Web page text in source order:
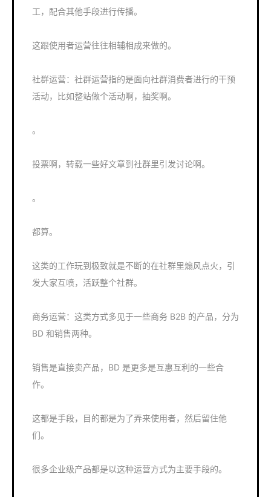
工，配合其他手段进行传播。
这跟使用者运营往往相辅相成来做的。
社群运营：社群运营指的是面向社群消费者进行的干预
活动，比如整站做个活动啊，抽奖啊。
。
投票啊，转载一些好文章到社群里引发讨论啊。
。
都算。
这类的工作玩到极致就是不断的在社群里煽风点火，引
发大家互喷，活跃整个社群。
商务运营：这类方式多见于一些商务 B2B 的产品，分为
BD 和销售两种。
销售是直接卖产品，BD 是更多是互惠互利的一些合
作。
这都是手段，目的都是为了弄来使用者，然后留住他
们。
很多企业级产品都是以这种运营方式为主要手段的。